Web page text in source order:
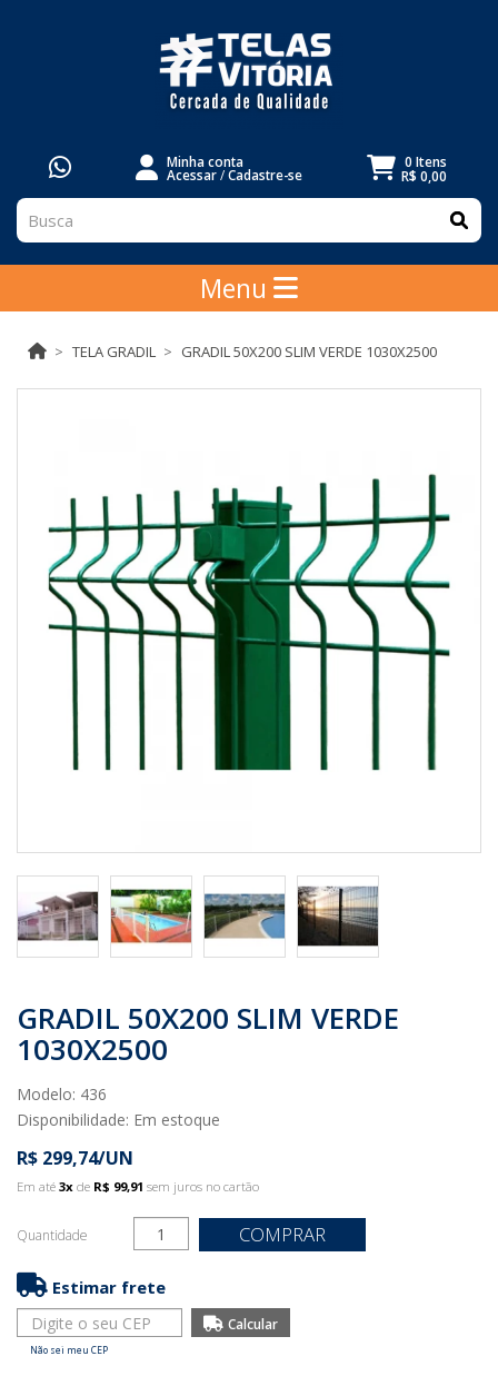
Minha conta
Acessar/Cadastre-se
0 Itens
R$ 0,00
Menu
TELA GRADIL GRADIL 50X200 SLIM VERDE 1030X2500
GRADIL 50X200 SLIM VERDE
1030X2500
Modelo: 436
Disponibilidade: Em estoque
R$ 299,74/UN
Em até 3x de R$ 99,91 sem juros no cartão
Quantidade COMPRAR
Estimar frete
Não sei meu CEP